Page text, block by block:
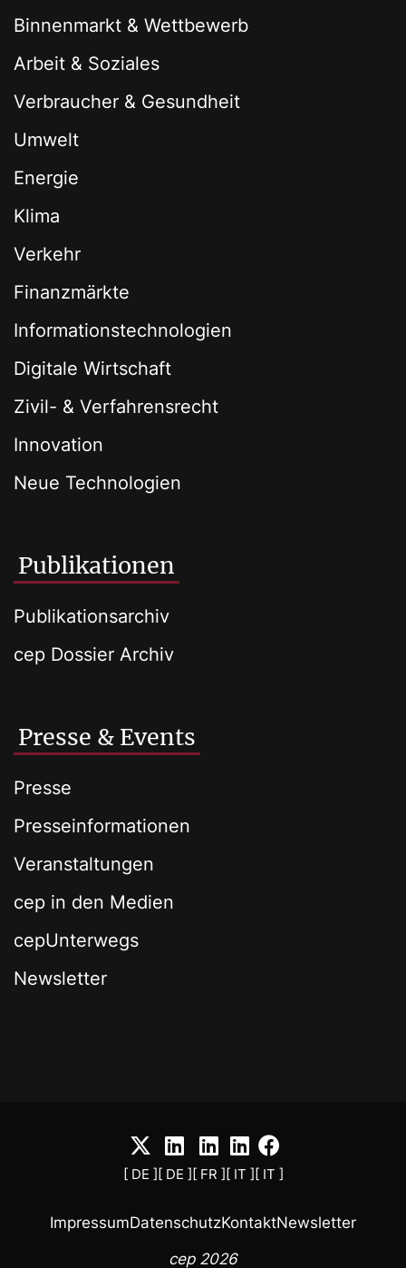
Binnenmarkt & Wettbewerb
Arbeit & Soziales
Verbraucher & Gesundheit
Umwelt
Energie
Klima
Verkehr
Finanzmärkte
Informationstechnologien
Digitale Wirtschaft
Zivil- & Verfahrensrecht
Innovation
Neue Technologien
Publikationen
Publikationsarchiv
cep Dossier Archiv
Presse & Events
Presse
Presseinformationen
Veranstaltungen
cep in den Medien
cepUnterwegs
Newsletter
[ DE ] [ DE ] [ FR ] [ IT ] [ IT ]
ImpressumDatenschutzKontaktNewsletter
cep 2026